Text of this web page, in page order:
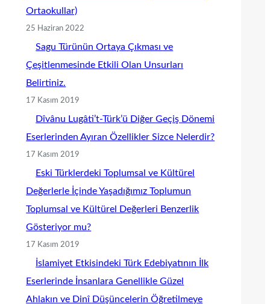
Ortaokullar)
25 Haziran 2022
Sagu Türünün Ortaya Çıkması ve
Çeşitlenmesinde Etkili Olan Unsurları
Belirtiniz.
17 Kasım 2019
Dîvânu Lugâti’t-Türk’ü Diğer Geçiş Dönemi
Eserlerinden Ayıran Özellikler Sizce Nelerdir?
17 Kasım 2019
Eski Türklerdeki Toplumsal ve Kültürel
Değerlerle İçinde Yaşadığımız Toplumun
Toplumsal ve Kültürel Değerleri Benzerlik
Gösteriyor mu?
17 Kasım 2019
İslamiyet Etkisindeki Türk Edebiyatının İlk
Eserlerinde İnsanlara Genellikle Güzel
Ahlakın ve Dinî Düşüncelerin Öğretilmeye